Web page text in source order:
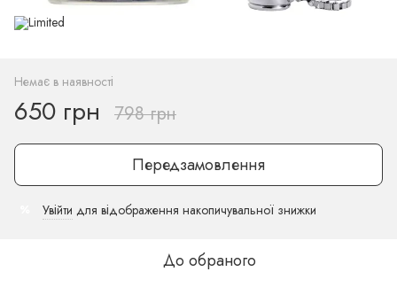
Немає в наявності
650 грн 798 грн
Передзамовлення
Увійти для відображення накопичувальної знижки
До обраного